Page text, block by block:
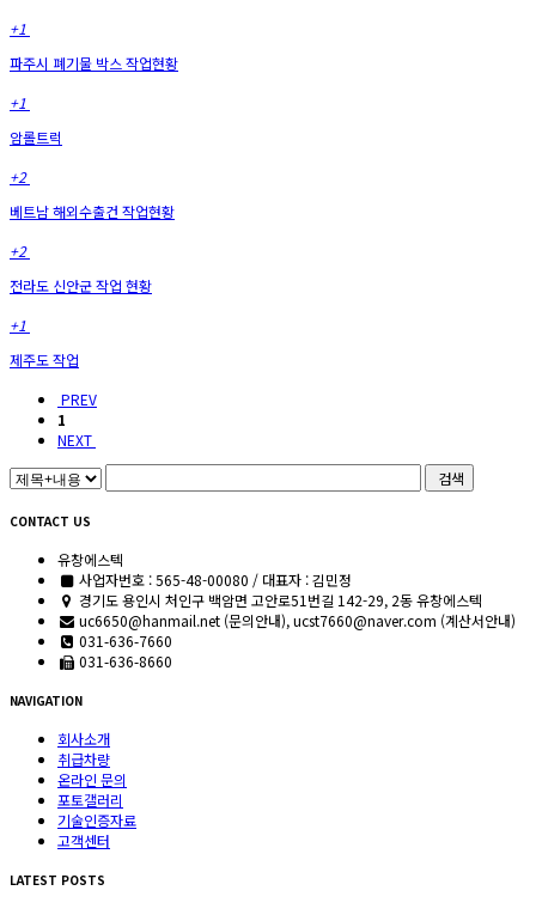
+1
파주시 폐기물 박스 작업현황
+1
암롤트럭
+2
베트남 해외수출건 작업현황
+2
전라도 신안군 작업 현황
+1
제주도 작업
PREV
1
NEXT
검색
CONTACT US
유창에스텍
사업자번호 : 565-48-00080 / 대표자 : 김민정
경기도 용인시 처인구 백암면 고안로51번길 142-29, 2동 유창에스텍
uc6650@hanmail.net (문의안내), ucst7660@naver.com (계산서안내)
031-636-7660
031-636-8660
NAVIGATION
회사소개
취급차량
온라인 문의
포토갤러리
기술인증자료
고객센터
LATEST POSTS